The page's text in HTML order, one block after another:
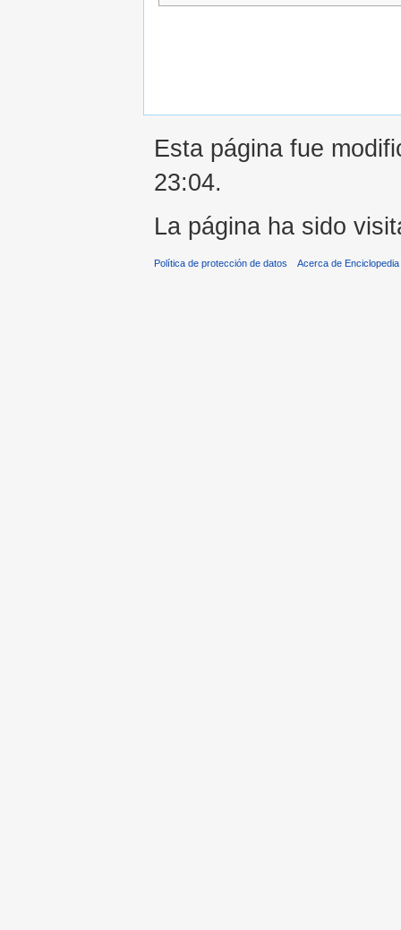
Esta página fue
23:04.
La página ha sido
Política de protección de datos Acerca de